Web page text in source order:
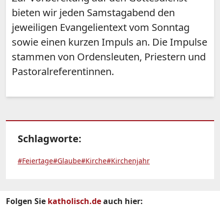
bieten wir jeden Samstagabend den
jeweiligen Evangelientext vom Sonntag
sowie einen kurzen Impuls an. Die Impulse
stammen von Ordensleuten, Priestern und
Pastoralreferentinnen.
Schlagworte:
#Feiertage#Glaube#Kirche#Kirchenjahr
Folgen Sie katholisch.deauch hier: